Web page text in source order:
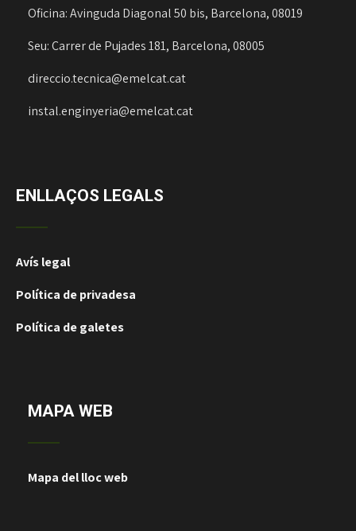
Oficina: Avinguda Diagonal 50 bis, Barcelona, 08019
Seu: Carrer de Pujades 181, Barcelona, 08005
direccio.tecnica@emelcat.cat
instal.enginyeria@emelcat.cat
ENLLAÇOS LEGALS
Avís legal
Política de privadesa
Política de galetes
MAPA WEB
Mapa del lloc web